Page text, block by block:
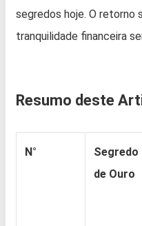
segredos hoje. O retorno
tranquilidade financeira
Resumo deste
N°
Segredo
de Ouro